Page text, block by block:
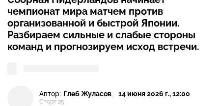
чемпионат мира матчем против
организованной и быстрой Японии.
Разбираем сильные и слабые стороны
команд и прогнозируем исход встречи.
Автор: Глеб Жуласов
Спорт 25
14 июня 2026 г., 12:00